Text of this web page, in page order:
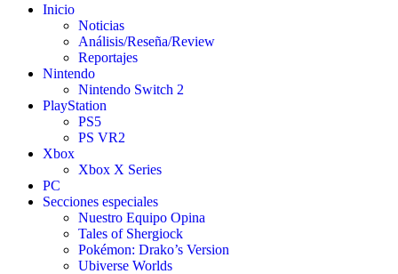
Inicio
Noticias
Análisis/Reseña/Review
Reportajes
Nintendo
Nintendo Switch 2
PlayStation
PS5
PS VR2
Xbox
Xbox X Series
PC
Secciones especiales
Nuestro Equipo Opina
Tales of Shergiock
Pokémon: Drako’s Version
Ubiverse Worlds